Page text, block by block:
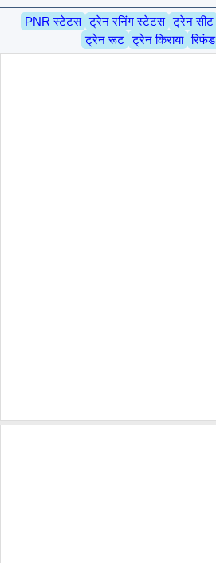
PNR स्टेटस ट्रेन रनिंग स्टेटस ट्रेन सीट
ट्रेन रूट ट्रेन किराया रिफंड